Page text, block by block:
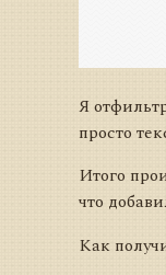
Я
просто
Итого
что
Как